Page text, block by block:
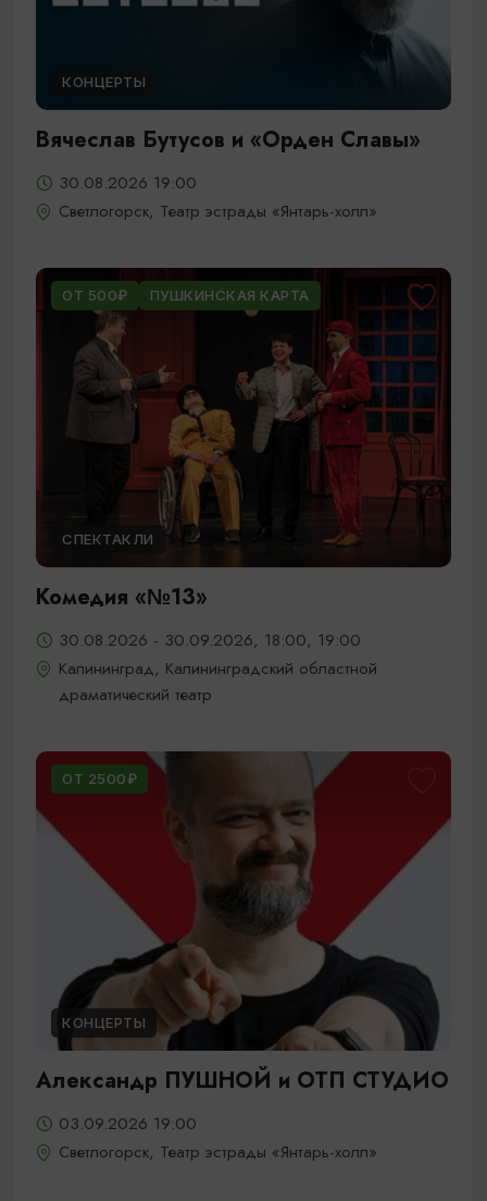
КОНЦЕРТЫ
Вячеслав Бутусов и «Орден Славы»
30.08.2026 19:00
Светлогорск, Театр эстрады «Янтарь-холл»
ОТ 500₽ ПУШКИНСКАЯ КАРТА
СПЕКТАКЛИ
Комедия «№13»
30.08.2026 - 30.09.2026, 18:00, 19:00
Калининград, Калининградский областной
драматический театр
ОТ 2500₽
КОНЦЕРТЫ
Александр ПУШНОЙ и ОТП СТУДИО
03.09.2026 19:00
Светлогорск, Театр эстрады «Янтарь-холл»